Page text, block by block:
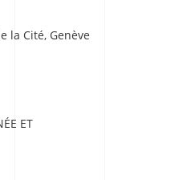
la Cité, Genève
ET